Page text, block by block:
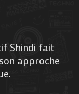
Shindi fait
approche